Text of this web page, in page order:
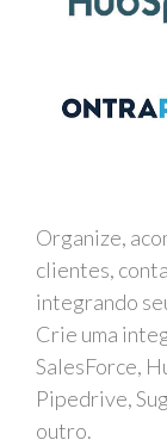
Organize,
clientes,
integrando
Crie uma
SalesForce,
Pipedrive,
outro.